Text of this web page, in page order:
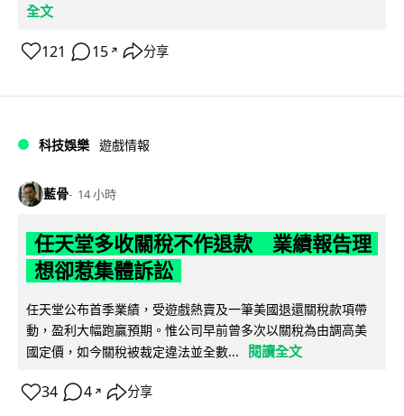
全文
121 15 ↗ 分享
科技娛樂 遊戲情報
藍骨 14 小時
任天堂多收關稅不作退款 業績報告理
想卻惹集體訴訟
任天堂公布首季業績，受遊戲熱賣及一筆美國退還關稅款項帶
動，盈利大幅跑贏預期。惟公司早前曾多次以關稅為由調高美
國定價，如今關稅被裁定違法並全數...
閱讀全文
34 4 ↗ 分享